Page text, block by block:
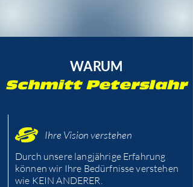
WARUM
Schmitt Peterslahr
Ihre Vision verstehen
Durch unsere langjährige Erfahrung
können wir Ihre Bedürfnisse verstehen
wie KEIN ANDERER.